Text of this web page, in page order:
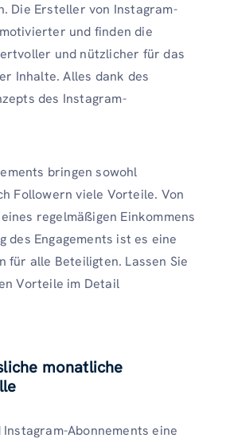
Die Ersteller von Instagram-
und finden die
und nützlicher für das
Inhalte. Alles dank des
des Instagram-
bringen sowohl
Followern viele Vorteile. Von
regelmäßigen Einkommens
des Engagements ist es eine
für alle Beteiligten. Lassen Sie
Vorteile im Detail
monatliche
Abonnements eine